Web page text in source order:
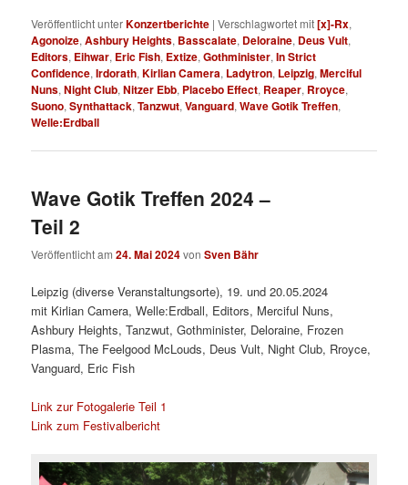
Veröffentlicht unterKonzertberichte |Verschlagwortet mit[x]-Rx,
Agonoize,Ashbury Heights, Basscalate, Deloraine, Deus Vult,
Editors, Eihwar, Eric Fish, Extize,Gothminister,In Strict
Confidence,Irdorath,Kirlian Camera, Ladytron, Leipzig,Merciful
Nuns,Night Club,Nitzer Ebb, Placebo Effect, Reaper, Rroyce,
Suono,Synthattack,Tanzwut,Vanguard,Wave Gotik Treffen,
Welle:Erdball
Wave Gotik Treffen 2024 –
Teil 2
Veröffentlicht am24. Mai 2024vonSven Bähr
Leipzig (diverse Veranstaltungsorte), 19. und 20.05.2024
mit Kirlian Camera, Welle:Erdball, Editors, Merciful Nuns,
Ashbury Heights, Tanzwut, Gothminister, Deloraine, Frozen
Plasma, The Feelgood McLouds, Deus Vult, Night Club, Rroyce,
Vanguard, Eric Fish
Link zur Fotogalerie Teil 1
Link zum Festivalbericht